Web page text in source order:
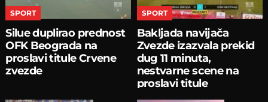
SPORT
Silue duplirao prednost
OFK Beograda na
proslavi titule Crvene
zvezde
SPORT
Bakljada navijača
Zvezde izazvala prekid
dug 11 minuta,
nestvarne scene na
proslavi titule